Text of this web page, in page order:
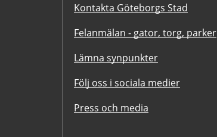
Kontakta Göteborgs Stad
Felanmälan - gator, torg, parker
Lämna synpunkter
Följ oss i sociala medier
Press och media